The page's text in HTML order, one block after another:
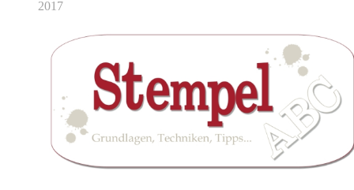
2017